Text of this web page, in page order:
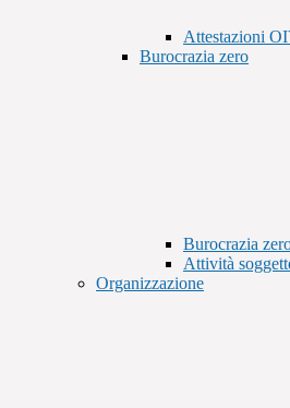
Attestazioni
Burocrazia zero
Burocrazia
Attività
Organizzazione